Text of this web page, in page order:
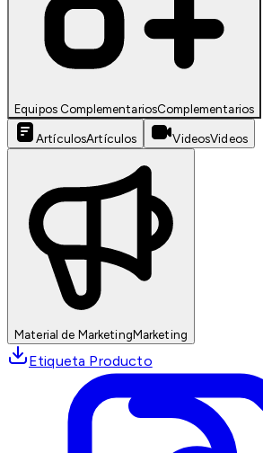
Equipos ComplementariosComplementarios
ArtículosArtículos VideosVideos
Material de MarketingMarketing
Etiqueta Producto